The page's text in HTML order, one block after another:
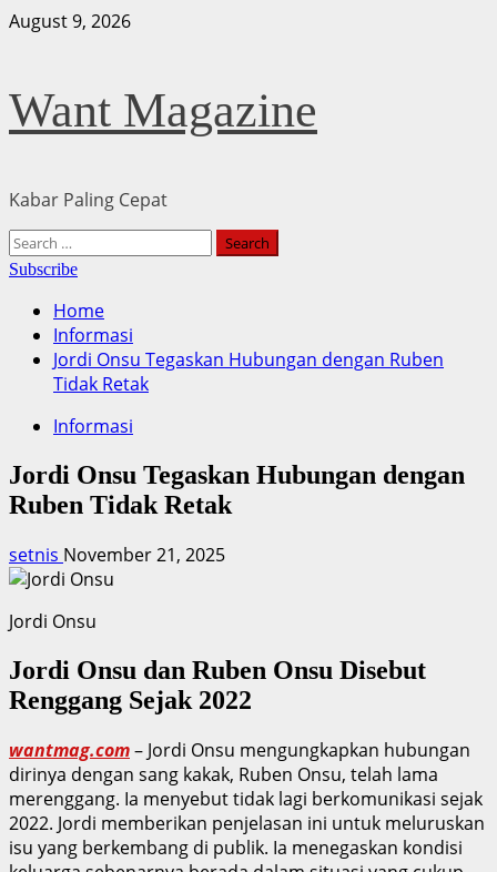
Skip
August 9, 2026
Want Magazine
Kabar Paling Cepat
Primary
Menu
Search
for:
Subscribe
Home
Informasi
Jordi Onsu Tegaskan Hubungan dengan Ruben
Tidak Retak
Informasi
Jordi Onsu Tegaskan Hubungan dengan
Ruben Tidak Retak
setnis November 21, 2025
Jordi Onsu
Jordi Onsu dan Ruben Onsu Disebut
Renggang Sejak 2022
wantmag.com– Jordi Onsu mengungkapkan hubungan
dirinya dengan sang kakak, Ruben Onsu, telah lama
merenggang. Ia menyebut tidak lagi berkomunikasi sejak
2022. Jordi memberikan penjelasan ini untuk meluruskan
isu yang berkembang di publik. Ia menegaskan kondisi